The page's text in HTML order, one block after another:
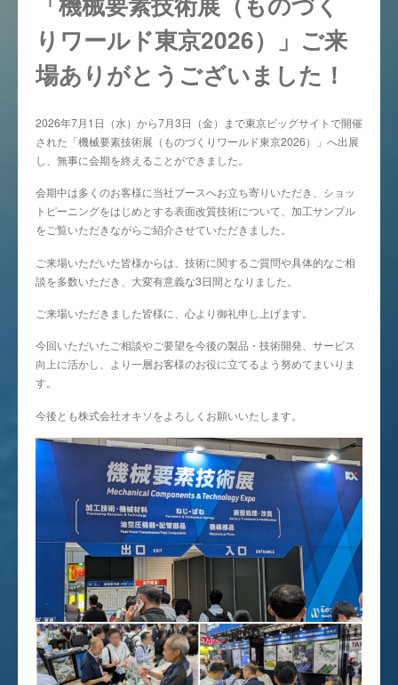
りワールド東京2026）」ご来
場ありがとうございました！
2026年7月1日（水）から7月3日（金）まで東京ビッグサイトで開催
された「機械要素技術展（ものづくりワールド東京2026）」へ出展
し、無事に会期を終えることができました。
会期中は多くのお客様に当社ブースへお立ち寄りいただき、ショッ
トピーニングをはじめとする表面改質技術について、加工サンプル
をご覧いただきながらご紹介させていただきました。
ご来場いただいた皆様からは、技術に関するご質問や具体的なご相
談を多数いただき、大変有意義な3日間となりました。
ご来場いただきました皆様に、心より御礼申し上げます。
今回いただいたご相談やご要望を今後の製品・技術開発、サービス
向上に活かし、より一層お客様のお役に立てるよう努めてまいりま
す。
今後とも株式会社オキソをよろしくお願いいたします。